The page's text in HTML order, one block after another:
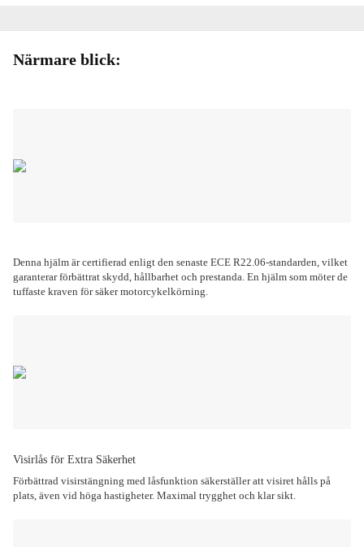
Närmare blick:
Denna hjälm är certifierad enligt den senaste ECE R22.06-standarden, vilket
garanterar förbättrat skydd, hållbarhet och prestanda. En hjälm som möter de
tuffaste kraven för säker motorcykelkörning.
Visirlås för Extra Säkerhet
Förbättrad visirstängning med låsfunktion säkerställer att visiret hålls på
plats, även vid höga hastigheter. Maximal trygghet och klar sikt.